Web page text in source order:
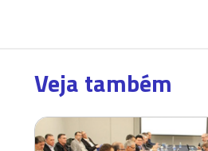
Veja também